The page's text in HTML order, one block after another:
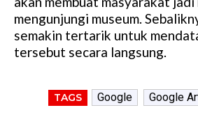
mengunjungi museum.
semakin tertarik untuk
tersebut secara langsung.
TAGS Google Google